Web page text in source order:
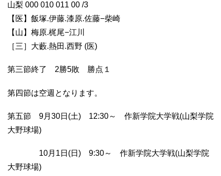
山梨 000 010 011 00 /3
【医】飯塚.伊藤.漆原.佐藤−柴崎
【山】梅原.梶尾−江川
［三］大藪.熱田.西野 (医)
第三節終了 2勝5敗 勝点１
第四節は空週となります。
第五節 9月30日(土) 12:30～ 作新学院大学戦(山梨学院
大野球場)
10月1日(日) 9:30～ 作新学院大学戦(山梨学院
大野球場)